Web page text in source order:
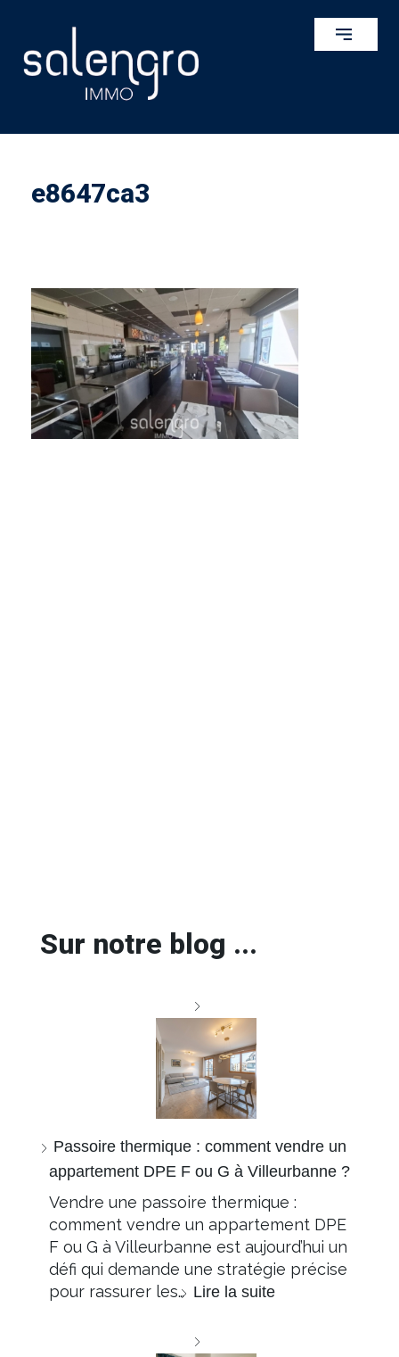
e8647ca3
Sur notre blog ...
Passoire thermique : comment vendre un
appartement DPE F ou G à Villeurbanne ?
Vendre une passoire thermique :
comment vendre un appartement DPE
F ou G à Villeurbanne est aujourd’hui un
défi qui demande une stratégie précise
pour rassurer les… Lire la suite